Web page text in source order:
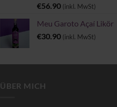
€56.90 (inkl. MwSt)
Meu Garoto Açaí Likör
€30.90 (inkl. MwSt)
ÜBER MICH